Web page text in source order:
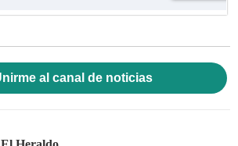
al canal de noticias